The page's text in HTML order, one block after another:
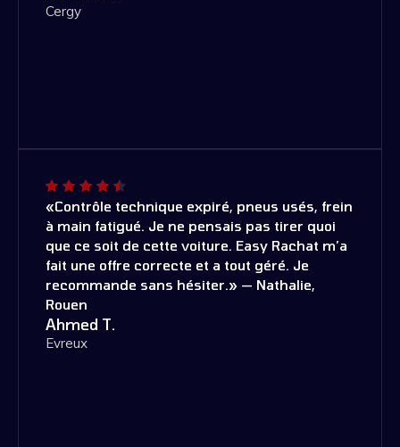
Cergy
«Contrôle technique expiré, pneus usés, frein
à main fatigué. Je ne pensais pas tirer quoi
que ce soit de cette voiture. Easy Rachat m’a
fait une offre correcte et a tout géré. Je
recommande sans hésiter.» — Nathalie,
Rouen
Ahmed T.
Evreux